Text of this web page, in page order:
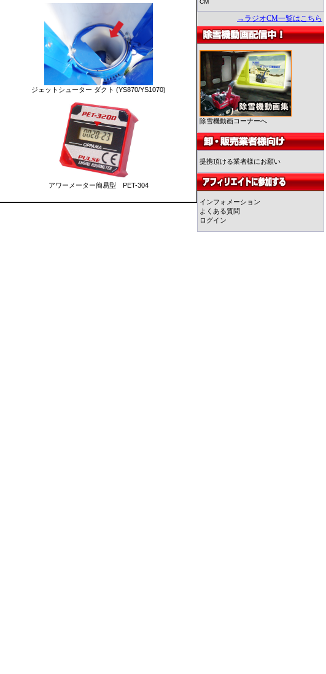
ジェットシューター ダクト (YS870/YS1070)
アワーメーター簡易型 PET-304
CM
→ラジオCM一覧はこちら
除雪機動画コーナーへ
提携頂ける業者様にお願い
インフォメーション
よくある質問
ログイン